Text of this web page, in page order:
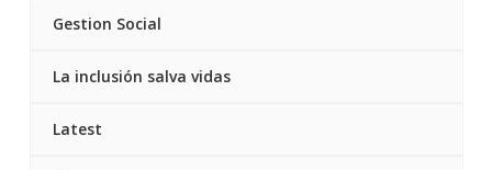
Gestion Social
La inclusión salva vidas
Latest